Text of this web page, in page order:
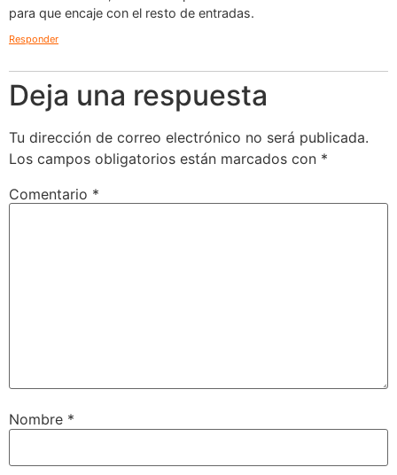
para que encaje con el resto de entradas.
Responder
Deja una respuesta
Tu dirección de correo electrónico no será publicada.
Los campos obligatorios están marcados con *
Comentario *
Nombre *